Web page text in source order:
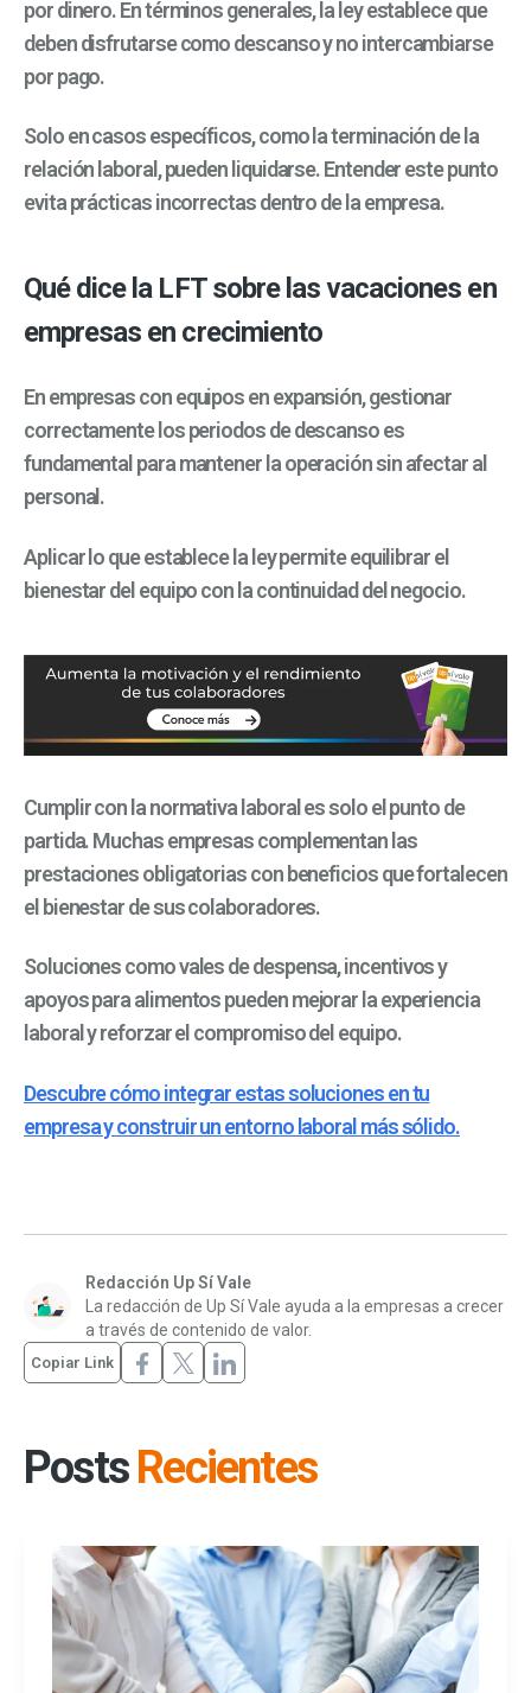
por dinero. En términos generales, la ley establece que
deben disfrutarse como descanso y no intercambiarse
por pago.
Solo en casos específicos, como la terminación de la
relación laboral, pueden liquidarse. Entender este punto
evita prácticas incorrectas dentro de la empresa.
Qué dice la LFT sobre las vacaciones en
empresas en crecimiento
En empresas con equipos en expansión, gestionar
correctamente los periodos de descanso es
fundamental para mantener la operación sin afectar al
personal.
Aplicar lo que establece la ley permite equilibrar el
bienestar del equipo con la continuidad del negocio.
Cumplir con la normativa laboral es solo el punto de
partida. Muchas empresas complementan las
prestaciones obligatorias con beneficios que fortalecen
el bienestar de sus colaboradores.
Soluciones como vales de despensa, incentivos y
apoyos para alimentos pueden mejorar la experiencia
laboral y reforzar el compromiso del equipo.
Descubre cómo integrar estas soluciones en tu
empresa y construir un entorno laboral más sólido.
Redacción Up Sí Vale
La redacción de Up Sí Vale ayuda a la empresas a crecer
a través de contenido de valor.
Copiar Link
PostsRecientes